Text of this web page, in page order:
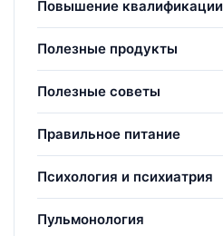
Повышение квалификации
Полезные продукты
Полезные советы
Правильное питание
Психология и психиатрия
Пульмонология